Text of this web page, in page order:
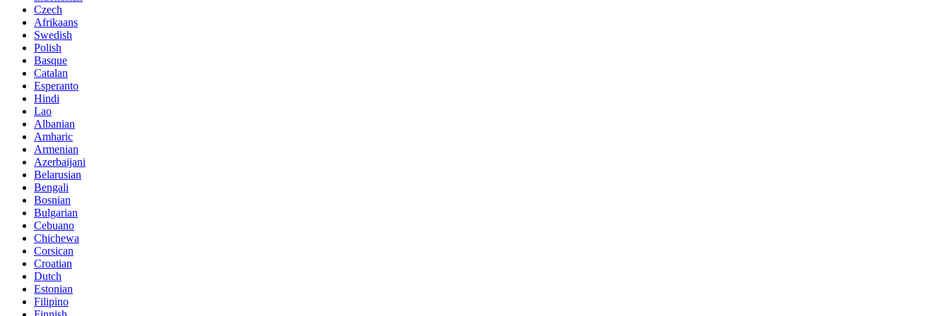
Czech
Afrikaans
Swedish
Polish
Basque
Catalan
Esperanto
Hindi
Lao
Albanian
Amharic
Armenian
Azerbaijani
Belarusian
Bengali
Bosnian
Bulgarian
Cebuano
Chichewa
Corsican
Croatian
Dutch
Estonian
Filipino